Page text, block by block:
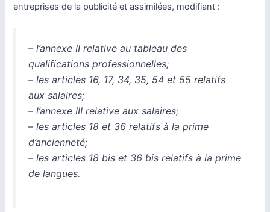
entreprises de la publicité et assimilées, modifiant :
– l’annexe II relative au tableau des
qualifications professionnelles;
– les articles 16, 17, 34, 35, 54 et 55 relatifs
aux salaires;
– l’annexe III relative aux salaires;
– les articles 18 et 36 relatifs à la prime
d’ancienneté;
– les articles 18 bis et 36 bis relatifs à la prime
de langues.